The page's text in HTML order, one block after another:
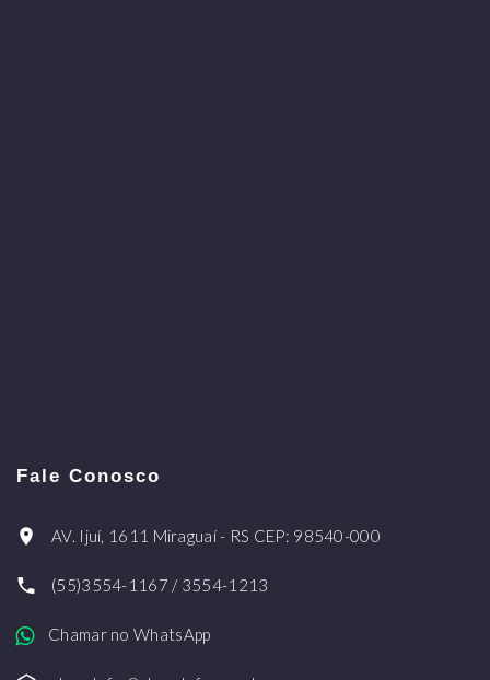
Fale Conosco
AV. Ijuí, 1611 Miraguaí - RS CEP: 98540-000
(55)3554-1167 / 3554-1213
Chamar no WhatsApp